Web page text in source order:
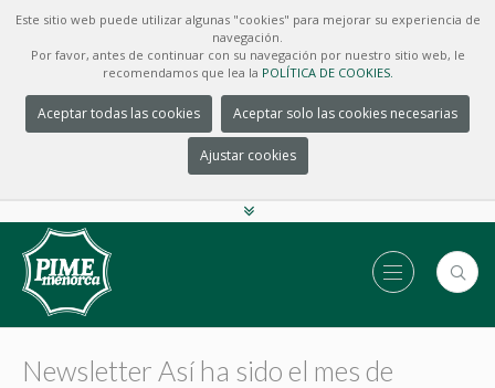
Este sitio web puede utilizar algunas "cookies" para mejorar su experiencia de
navegación.
Por favor, antes de continuar con su navegación por nuestro sitio web, le
recomendamos que lea la POLÍTICA DE COOKIES.
Aceptar todas las cookies Aceptar solo las cookies necesarias
Ajustar cookies
Newsletter Así ha sido el mes de